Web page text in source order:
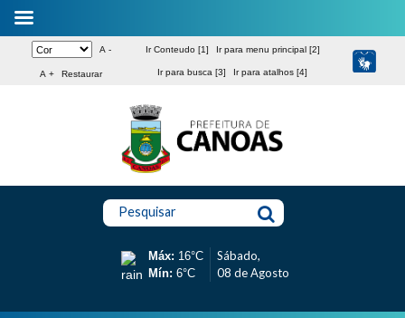
A -
A + Restaurar
Ir Conteudo [1] Ir para menu principal [2]
Ir para busca [3] Ir para atalhos [4]
Pesquisar
Máx: 16°C
Mín: 6°C
Sábado,
08 de Agosto